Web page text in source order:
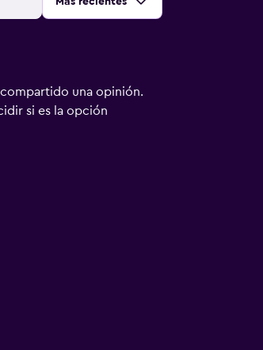
compartido una opinión.
si es la opción